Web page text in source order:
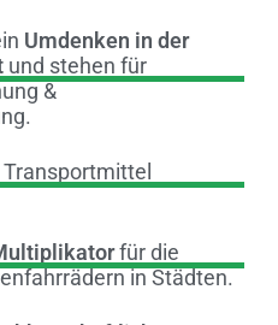
Umdenken in der
und stehen für
&
für die
in Städten.